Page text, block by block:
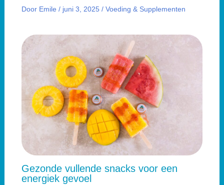
Door Emile / juni 3, 2025 / Voeding & Supplementen
Gezonde vullende snacks voor een
energiek gevoel